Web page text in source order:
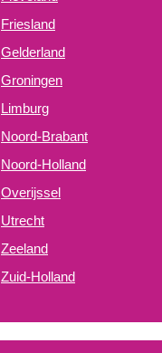
Friesland
Gelderland
Groningen
Limburg
Noord-Brabant
Noord-Holland
Overijssel
Utrecht
Zeeland
Zuid-Holland